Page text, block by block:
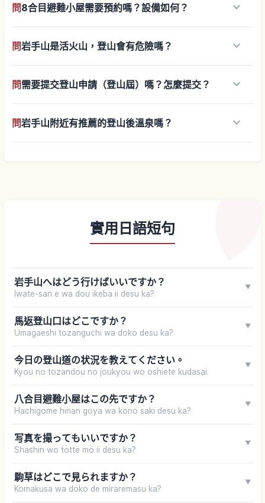
問8合目避難小屋需要預約嗎？設備如何？ keyboard_arrow_down
問岩手山是活火山，登山會有危險嗎？ keyboard_arrow_down
問需要提交登山申請（登山屆）嗎？怎麼提交？ keyboard_arrow_down
問岩手山附近有推薦的登山後溫泉嗎？ keyboard_arrow_down
實用日語短句
岩手山へはどう行けばいいですか？
Iwate-san e wa dou ikeba ii desu ka?
▼
馬返登山口はどこですか？
Umagaeshi tozanguchi wa doko desu ka?
▼
今日の登山道の状況を教えてください。
Kyou no tozandou no joukyou wo oshiete kudasai.
▼
八合目避難小屋はこの先ですか？
Hachigome hinan goya wa kono saki desu ka?
▼
写真を撮ってもいいですか？
Shashin wo totte mo ii desu ka?
▼
駒草はどこで見られますか？
Komakusa wa doko de miraremasu ka?
▼